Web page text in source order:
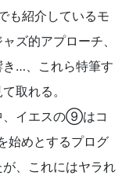
も紹介しているモ
ズ的アプローチ、
…、これら特筆す
取れる。
、イエスの⑨はコ
始めとするプログ
、これにはヤラれ